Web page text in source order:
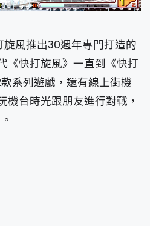
風推出30週年專門打造的
《快打旋風》一直到《快打
系列遊戲，還有線上街機
機台時光跟朋友進行對戰，